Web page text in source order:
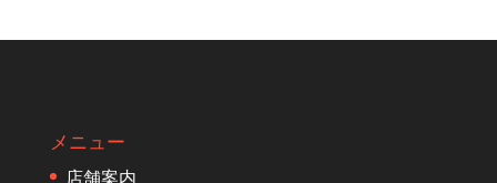
メニュー
店舗案内